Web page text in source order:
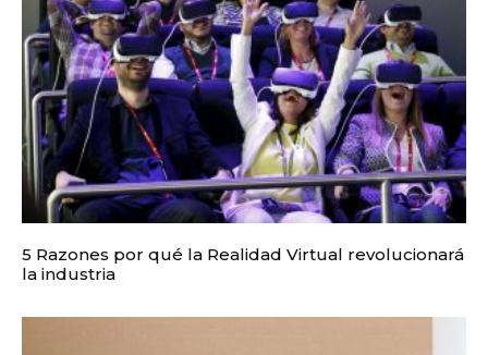
5 Razones por qué la Realidad Virtual revolucionará
la industria